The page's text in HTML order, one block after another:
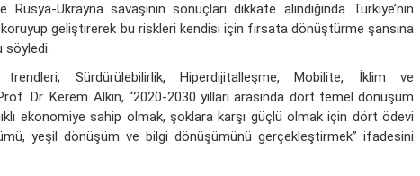
Ukrayna savaşının sonuçları dikkate alındığında Türkiye’nin
geliştirerek bu riskleri kendisi için fırsata dönüştürme şansına
söyledi.
Sürdürülebilirlik, Hiperdijitalleşme, Mobilite, İklim ve
Dr. Kerem Alkin, “2020-2030 yılları arasında dört temel dönüşüm
ekonomiye sahip olmak, şoklara karşı güçlü olmak için dört ödevi
yeşil dönüşüm ve bilgi dönüşümünü gerçekleştirmek” ifadesini